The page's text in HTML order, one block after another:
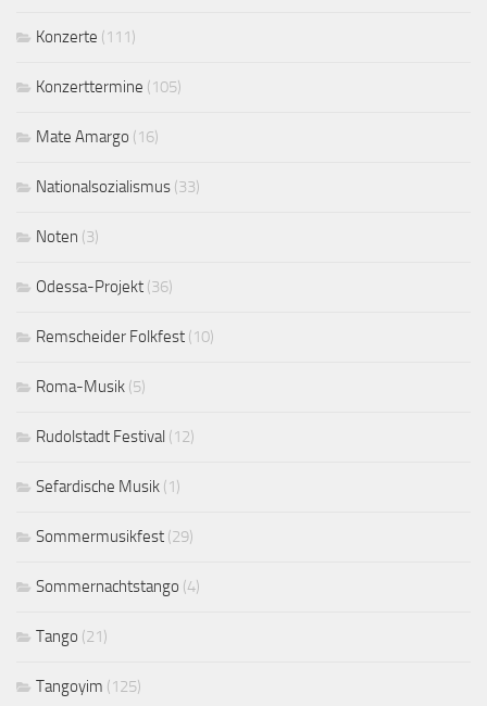
Konzerte (111)
Konzerttermine (105)
Mate Amargo (16)
Nationalsozialismus (33)
Noten (3)
Odessa-Projekt (36)
Remscheider Folkfest (10)
Roma-Musik (5)
Rudolstadt Festival (12)
Sefardische Musik (1)
Sommermusikfest (29)
Sommernachtstango (4)
Tango (21)
Tangoyim (125)